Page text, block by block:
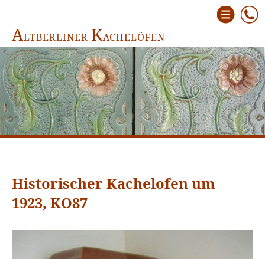
ALTBERLINER KACHELÖFEN
Historischer Kachelofen um
1923, KO87